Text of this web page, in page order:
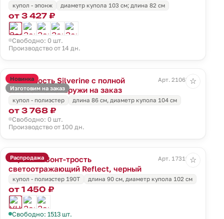
купол - эпонж диаметр купола 103 см; длина 82 см
от 3 427 ₽
Свободно: 0 шт.
Производство от 14 дн.
Новинка
Изготовим на заказ
Зонт-трость Silverine с полной
запечаткой снаружи на заказ
Арт. 21063.00
купол - полиэстер длина 86 см, диаметр купола 104 см
от 3 768 ₽
Свободно: 0 шт.
Производство от 100 дн.
☆
Распродажа
УЦЕНКА! Зонт-трость
светоотражающий Reflect, черный
Арт. 17319.31
купол - полиэстер 190T длина 90 см, диаметр купола 102 см
от 1 450 ₽
Свободно: 1513 шт.
☆